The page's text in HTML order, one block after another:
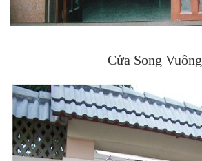
Cửa Song Vuông